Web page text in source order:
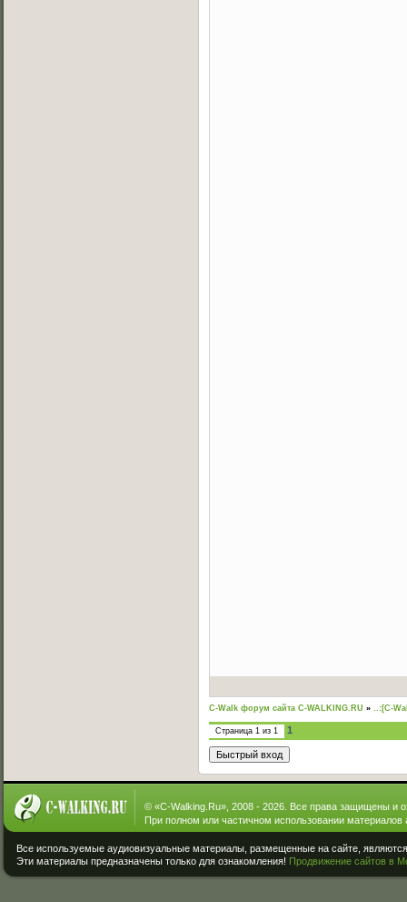
C-Walk форум сайта C-WALKING.RU » ..:[C-
Страница 1 из 1 1
© «C-Walking.Ru», 2008 - 2026. Все права защищены и
При полном или частичном использовании материалов
Все используемые аудиовизуальные материалы, размещенные на сайте,
Эти материалы предназначены только для ознакомления! Продвижение сайтов в